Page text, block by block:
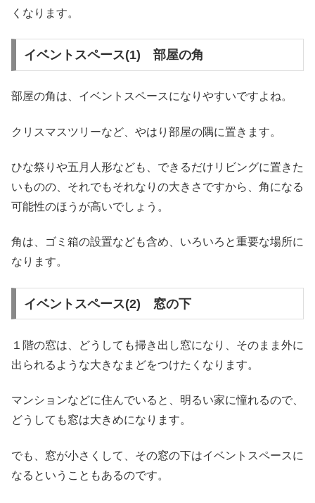
くなります。
イベントスペース(1) 部屋の角
部屋の角は、イベントスペースになりやすいですよね。
クリスマスツリーなど、やはり部屋の隅に置きます。
ひな祭りや五月人形なども、できるだけリビングに置きた
いものの、それでもそれなりの大きさですから、角になる
可能性のほうが高いでしょう。
角は、ゴミ箱の設置なども含め、いろいろと重要な場所に
なります。
イベントスペース(2) 窓の下
１階の窓は、どうしても掃き出し窓になり、そのまま外に
出られるような大きなまどをつけたくなります。
マンションなどに住んでいると、明るい家に憧れるので、
どうしても窓は大きめになります。
でも、窓が小さくして、その窓の下はイベントスペースに
なるということもあるのです。